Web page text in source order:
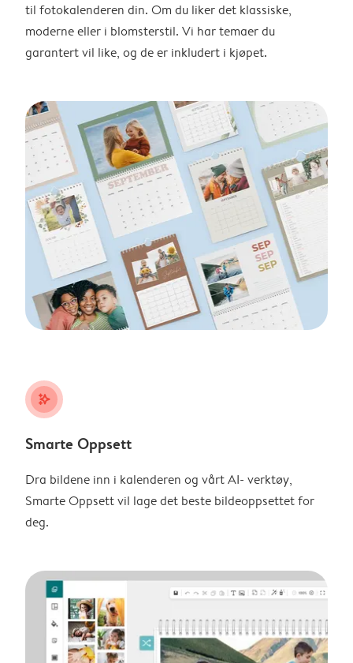
til fotokalenderen din. Om du liker det klassiske,
moderne eller i blomsterstil. Vi har temaer du
garantert vil like, og de er inkludert i kjøpet.
stars_plus
Smarte Oppsett
Dra bildene inn i kalenderen og vårt AI- verktøy,
Smarte Oppsett vil lage det beste bildeoppsettet for
deg.